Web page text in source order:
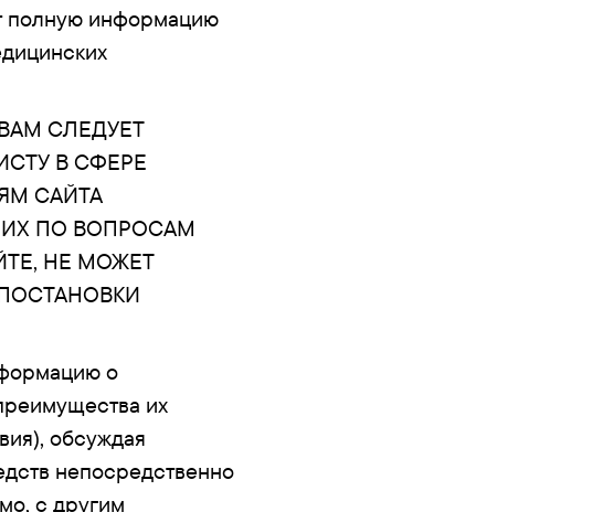
полную информацию
СЛЕДУЕТ
В СФЕРЕ
САЙТА
ПО ВОПРОСАМ
НЕ МОЖЕТ
о
их
обсуждая
непосредственно
с другим